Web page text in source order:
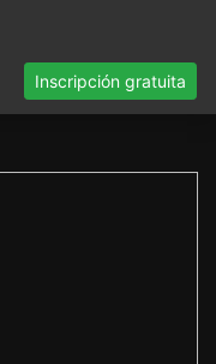
Inscripción gratuita